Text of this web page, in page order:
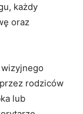
każdy
oraz
rodziców
lub